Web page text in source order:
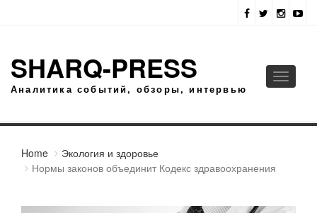
SHARQ-PRESS
Аналитика событий, обзоры, интервью
Toggle
Home
Экология и здоровье
Нормы законов объединит Кодекс здравоохранения